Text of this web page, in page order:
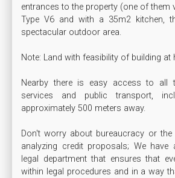
entrances to the property (one of them
Type V6 and with a 35m2 kitchen,
spectacular outdoor area.
Note: Land with feasibility of building at
Nearby there is easy access to all
services and public transport,
approximately 500 meters away.
Don't worry about bureaucracy or
analyzing credit proposals; We
legal department that ensures that
within legal procedures and in a way